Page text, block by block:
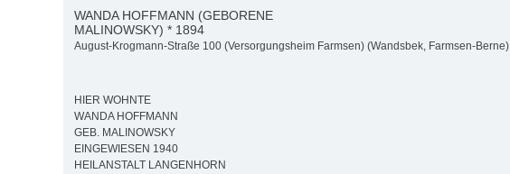
WANDA HOFFMANN (GEBORENE
MALINOWSKY) * 1894
August-Krogmann-Straße 100 (Versorgungsheim Farmsen) (Wandsbek, Farmsen-Berne)
HIER WOHNTE
WANDA HOFFMANN
GEB. MALINOWSKY
EINGEWIESEN 1940
HEILANSTALT LANGENHORN